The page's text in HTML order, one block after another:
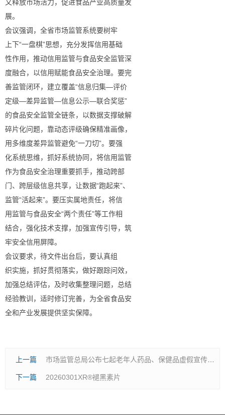
又释放市场活力，促进食品产业高质量发
展。
会议强调，全省市场监管系统要树牢
上下“一盘棋”思想，充分发挥信用基础
性作用，推动信用监管与食品安全监管深
度融合，以信用赋能食品安全治理。要完
善监管闭环，建立覆盖“信息归集—评价
定级—差异监管—信息公示—联合奖惩”
的食品安全监管全链条，以数据支撑破解
碎片化问题，靠动态评级确保精准画像，
用多维度差异监管避免“一刀切”。要强
化系统思维，抓好系统协同，将信用监管
作为食品安全治理重要抓手，推动跨部
门、跨层级信息共享，让数据“跑起来”、
监管“活起来”。要压实属地责任，将信
用监管与食品安全“两个责任”等工作相
结合，强化技术支撑，加强宣传引导，筑
牢安全信用屏障。
会议要求，待文件出台后，要认真组
织实施，抓好贯彻落实，做好跟踪问效，
加强总结评估，及时收集整理问题，总结
经验教训，适时修订完善，为全省食品安
全和产业发展提供坚实保障。
上一篇 市场监管总局公布七起老年人药品、保健品虚假宣传典型案例
下一篇 20260301XR®褪黑素片